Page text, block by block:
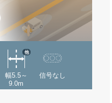
幅5.5～
9.0m
他
信号なし